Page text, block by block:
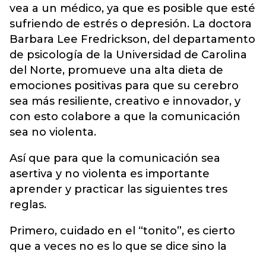
vea a un médico, ya que es posible que esté
sufriendo de estrés o depresión. La doctora
Barbara Lee Fredrickson, del departamento
de psicología de la Universidad de Carolina
del Norte, promueve una alta dieta de
emociones positivas para que su cerebro
sea más resiliente, creativo e innovador, y
con esto colabore a que la comunicación
sea no violenta.
Así que para que la comunicación sea
asertiva y no violenta es importante
aprender y practicar las siguientes tres
reglas.
Primero, cuidado en el “tonito”, es cierto
que a veces no es lo que se dice sino la